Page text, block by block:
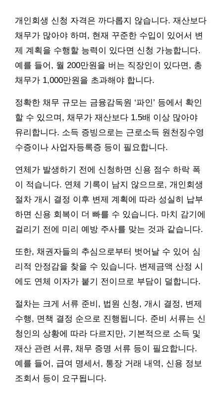
개인회생 신청 자격은 까다롭지 않습니다. 재산보다
채무가 많아야 하며, 현재 꾸준한 수입이 있어서 변
제 계획을 수행할 능력이 있다면 신청 가능합니다.
예를 들어, 월 200만원을 버는 직장인이 있다면, 총
채무가 1,000만원을 초과해야 합니다.
정확한 채무 규모는 금융감독원 ‘파인’ 등에서 확인
할 수 있으며, 채무가 재산보다 1.5배 이상 많아야
유리합니다. 소득 증빙으로는 근로소득 원천징수영
수증이나 사업자등록증 등이 필요합니다.
연체가 발생하기 전에 신청하면 신용 점수 하락 폭
이 적습니다. 연체 기록이 남지 않으므로, 개인회생
절차 개시 결정 이후 변제 계획에 따라 성실히 납부
하면 신용 회복이 더 빠를 수 있습니다. 마치 감기에
걸리기 전에 미리 예방 주사를 맞는 것과 같습니다.
또한, 채권자들의 추심으로부터 벗어날 수 있어 심
리적 안정감을 찾을 수 있습니다. 변제금액 산정 시
에도 연체 이자가 붙기 전이므로 부담이 덜합니다.
절차는 크게 서류 준비, 법원 신청, 개시 결정, 변제
수행, 면책 결정 순으로 진행됩니다. 준비 서류는 신
청인의 상황에 따라 다르지만, 기본적으로 소득 및
재산 관련 서류, 채무 증명 서류 등이 필요합니다.
예를 들어, 급여 명세서, 통장 거래 내역, 신용 정보
조회서 등이 요구됩니다.